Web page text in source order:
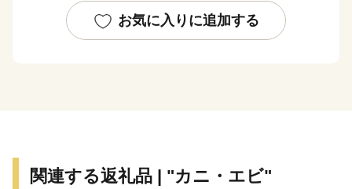
体験など、都会にはない自然を相手にする北海道ならで
はのアクティビティも人気を呼んでいます。
すこしづつまちの活性化を目指し歩みを進めてまいりま
お気に入りに追加する
関連する返礼品 | "カニ・エビ"